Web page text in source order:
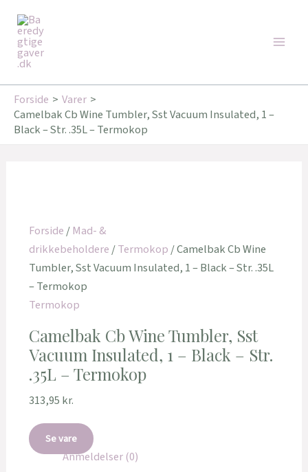
indholdet
Forside
Varer
Camelbak Cb Wine Tumbler, Sst Vacuum Insulated, 1 –
Black – Str. .35L – Termokop
Forside/Mad- &
drikkebeholdere/Termokop/ Camelbak Cb Wine
Tumbler, Sst Vacuum Insulated, 1 – Black – Str. .35L
– Termokop
Termokop
Camelbak Cb Wine Tumbler, Sst
Vacuum Insulated, 1 – Black – Str.
.35L – Termokop
313,95 kr.
Se vare
Anmeldelser (0)
Tilbud!
Tilbud!
349,95 kr..260,00 kr..
Tilbud!
Tilbud!
349,95 kr..279,96 kr..
Tilbud!
Tilbud!
349,95 kr..279,96 kr..